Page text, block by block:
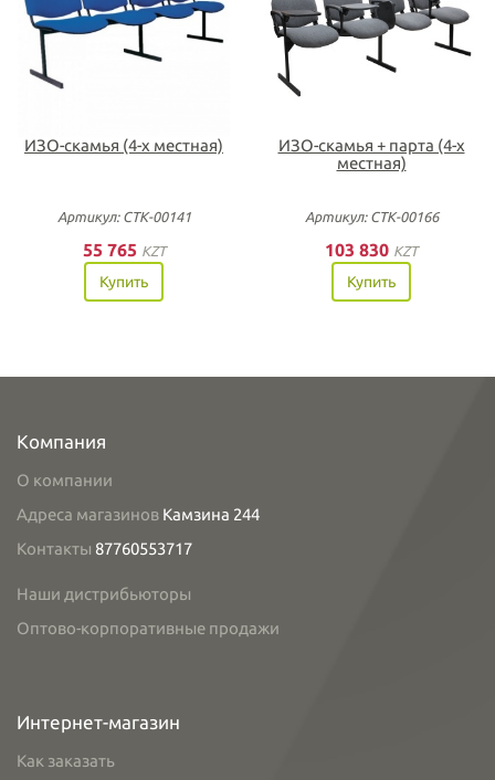
ИЗО-скамья (4-х местная)
Артикул: СТК-00141
55 765 KZT
Купить
ИЗО-скамья + парта (4-х
местная)
Артикул: СТК-00166
103 830 KZT
Купить
Компания
О компании
Адреса магазинов Камзина 244
Контакты 87760553717
Наши дистрибьюторы
Оптово-корпоративные продажи
Интернет-магазин
Как заказать